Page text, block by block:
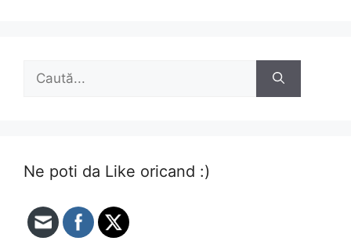
Caută
Ne poti da Like oricand :)